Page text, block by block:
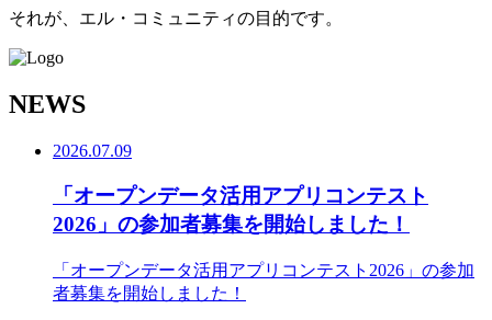
それが、エル・コミュニティの目的です。
NEWS
2026.07.09
「オープンデータ活用アプリコンテスト
2026」の参加者募集を開始しました！
「オープンデータ活用アプリコンテスト2026」の参加
者募集を開始しました！